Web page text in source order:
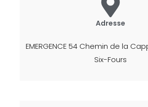
Adresse
EMERGENCE 54 Chemin de la
Six-Fours